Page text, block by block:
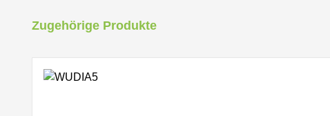
Produktgalerie überspringen
Zugehörige Produkte